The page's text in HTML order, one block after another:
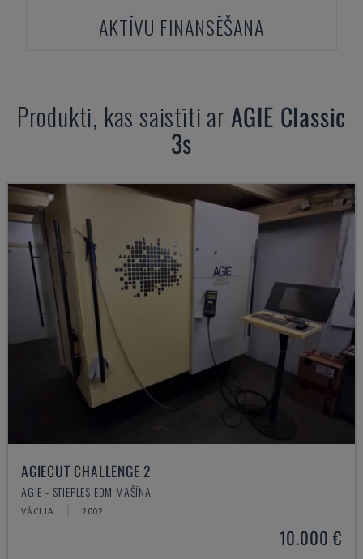
AKTĪVU FINANSĒŠANA
Produkti, kas saistīti arAGIE Classic
3s
AGIECUT CHALLENGE 2
AGIE - STIEPLES EDM MAŠĪNA
VĀCIJA 2002
10.000 €